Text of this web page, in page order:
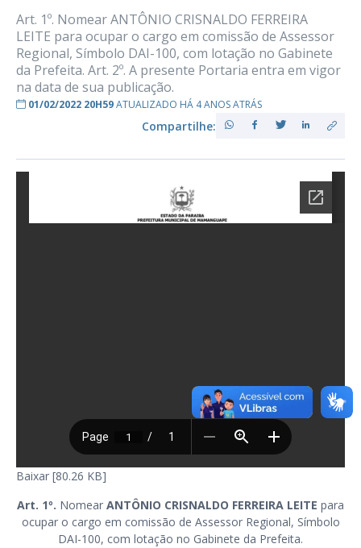
Art. 1º. Nomear ANTÔNIO CRISNALDO FERREIRA
LEITE para ocupar o cargo em comissão de Assessor
Regional, Símbolo DAI-100, com lotação no Gabinete
da Prefeita. Art. 2º. A presente Portaria entra em vigor
na data de sua publicação.
01/02/2022 20H59ATUALIZADO HÁ 4 ANOS ATRÁS
Compartilhe:
Baixar [80.26 KB]
Art. 1º. Nomear ANTÔNIO CRISNALDO FERREIRA LEITE para
ocupar o cargo em comissão de Assessor Regional, Símbolo
DAI-100, com lotação no Gabinete da Prefeita.